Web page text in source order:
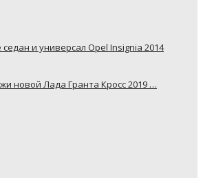
и универсал Opel Insignia 2014
новой Лада Гранта Кросс 2019 …